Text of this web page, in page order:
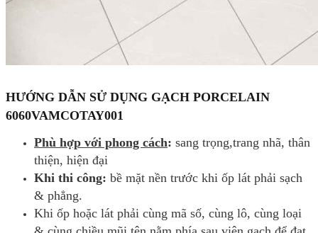
HƯỚNG DẪN SỬ DỤNG GẠCH PORCELAIN
6060VAMCOTAY001
Phù hợp với phong cách: sang trọng,trang nhã, thân
thiện, hiện đại
Khi thi công: bề mặt nền trước khi ốp lát phải sạch
& phẳng.
Khi ốp hoặc lát phải cùng mã số, cùng lô, cùng loại